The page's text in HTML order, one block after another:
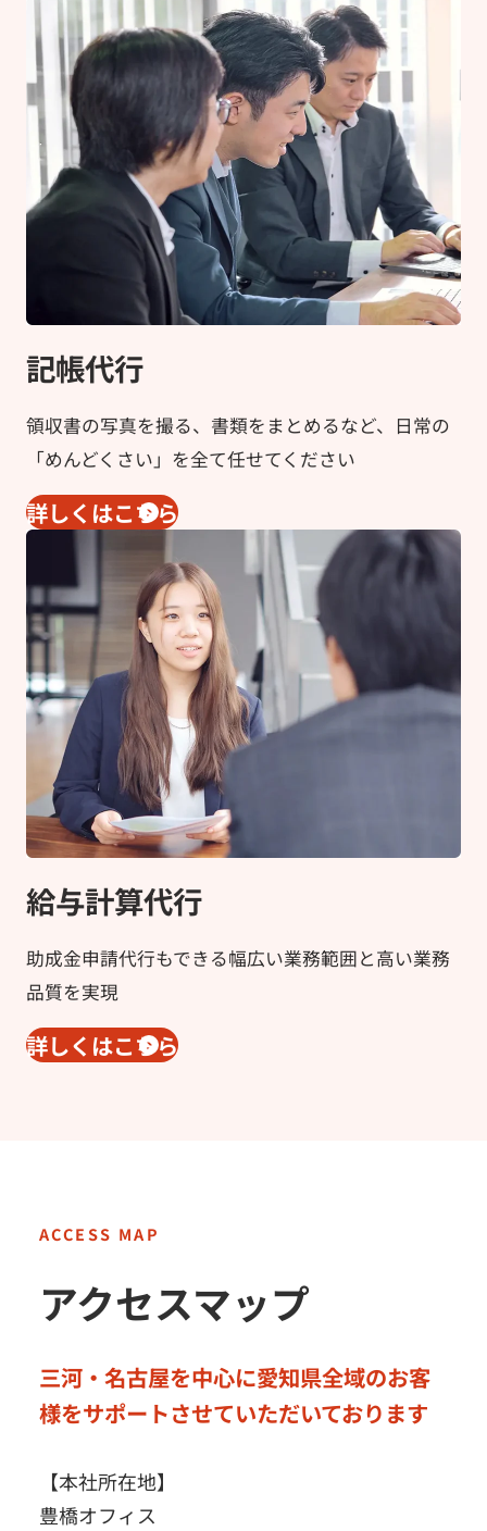
記帳代行
領収書の写真を撮る、書類をまとめるなど、日常の
「めんどくさい」を全て任せてください
詳しくはこちら
給与計算代行
助成金申請代行もできる幅広い業務範囲と高い業務
品質を実現
詳しくはこちら
アクセスマップ
三河・名古屋を中心に愛知県全域のお客
様をサポートさせていただいております
【本社所在地】
豊橋オフィス